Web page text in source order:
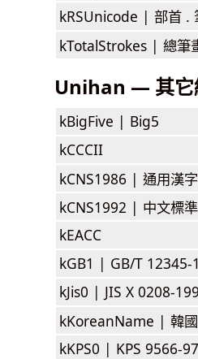
kRSUnicode | 部首 .
kTotalStrokes | 總筆
Unihan — 其它
kBigFive | Big5
kCCCII
kCNS1986 | 通用漢
kCNS1992 | 中文標
kEACC
kGB1 | GB/T 12345-
kJis0 | JIS X 0208-
kKoreanName | 韓
kKPS0 | KPS 9566-97